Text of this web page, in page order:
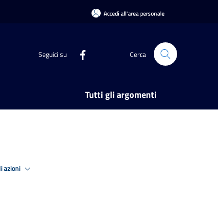
Accedi all'area personale
Seguici su Cerca
Tutti gli argomenti
azioni